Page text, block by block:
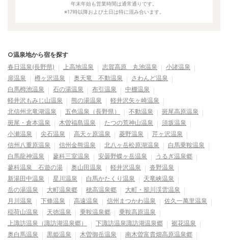
年末年始も営業時間は通常通りです。
※17時以降および土日は特に混み合います。
○温泉地から宿を探す
春日温泉(長野県)
上高地温泉 志賀高原 丸池温泉
小諸温泉
扉温泉
樽ヶ沢温泉 奥天竜 不動温泉
さわんど温泉
白馬栂池温泉
石の湯温泉 布引温泉
中棚温泉
軽井沢もみじ山温泉
熊の湯温泉
軽井沢矢ヶ崎温泉
北信州北竜湖温泉
五色温泉（長野県） 不動温泉
斑尾高原温泉
斑尾・倉本温泉
木曽福島温泉 たつの荒神山温泉
須坂温泉
小瀬温泉
尖石温泉 高天ヶ原温泉 菱野温泉
芹ヶ沢温泉
信州八重原温泉
信州金熊温泉 北八ヶ岳松原湖温泉
白馬乗鞍温泉
白馬龍神温泉
蓼科三室温泉 安曇野蝶ヶ岳温泉
うるぎ温泉郷
蓼科温泉 石遊の湯
奥山田温泉 軽井沢温泉
沓野温泉
新湯田中温泉
星川温泉 白馬かたくり温泉
天竜峡温泉
岳の湯温泉
大町温泉郷 穂高温泉郷
大町・籠川渓雲温泉
月川温泉
下條温泉 高遠温泉 信州まつかわ温泉
佐久一萬里温泉
稲荷山温泉
天徳温泉 乗鞍温泉郷
乗鞍高原温泉
上諏訪温泉（諏訪湖温泉郷）
下諏訪温泉諏訪湖温泉郷
裾花温泉
奥白馬温泉
黒姫温泉 木曽御岳温泉 南木曽富貴畑高原温泉郷